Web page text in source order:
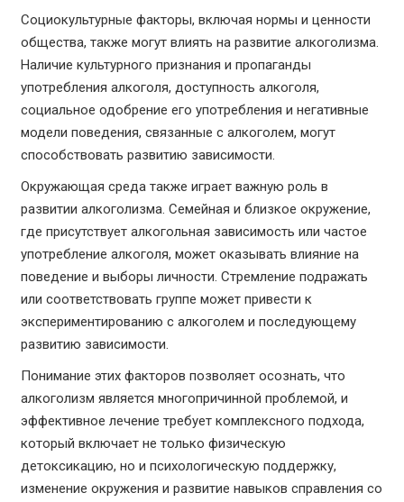
Социокультурные факторы, включая нормы и ценности
общества, также могут влиять на развитие алкоголизма.
Наличие культурного признания и пропаганды
употребления алкоголя, доступность алкоголя,
социальное одобрение его употребления и негативные
модели поведения, связанные с алкоголем, могут
способствовать развитию зависимости.
Окружающая среда также играет важную роль в
развитии алкоголизма. Семейная и близкое окружение,
где присутствует алкогольная зависимость или частое
употребление алкоголя, может оказывать влияние на
поведение и выборы личности. Стремление подражать
или соответствовать группе может привести к
экспериментированию с алкоголем и последующему
развитию зависимости.
Понимание этих факторов позволяет осознать, что
алкоголизм является многопричинной проблемой, и
эффективное лечение требует комплексного подхода,
который включает не только физическую
детоксикацию, но и психологическую поддержку,
изменение окружения и развитие навыков справления со